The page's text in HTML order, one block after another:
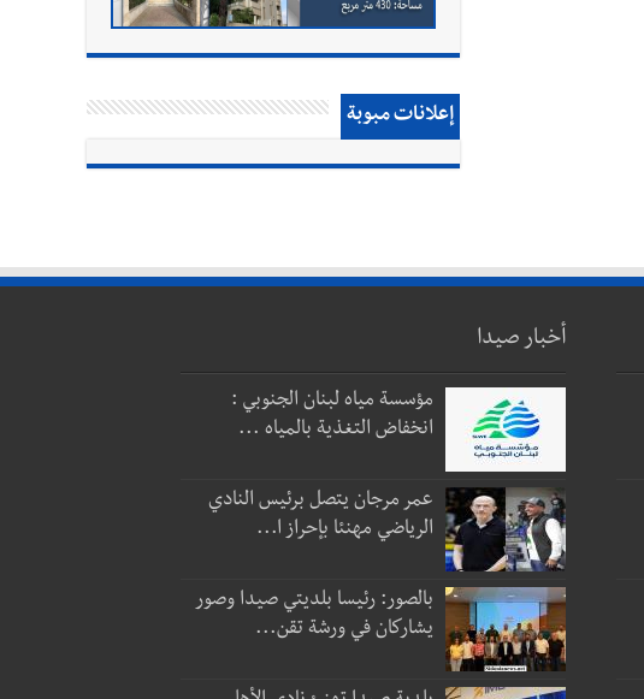
إعلانات مبوبة
أخبار صيدا
مؤسسة مياه لبنان الجنوبي :
انخفاض التغذية بالمياه ...
عمر مرجان يتصل برئيس النادي
الرياضي مهنئا بإحراز ا...
بالصور: رئيسا بلديتي صيدا وصور
يشاركان في ورشة تقن...